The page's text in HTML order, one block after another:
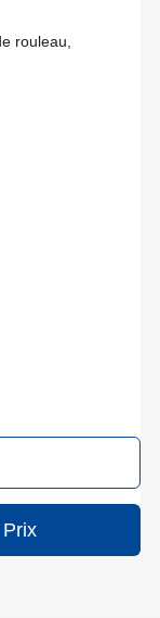
rouleau,